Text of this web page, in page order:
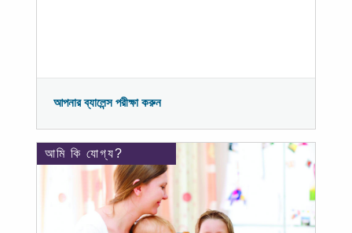
আপনার ব্যালেন্স পরীক্ষা করুন
আমি কি যোগ্য?